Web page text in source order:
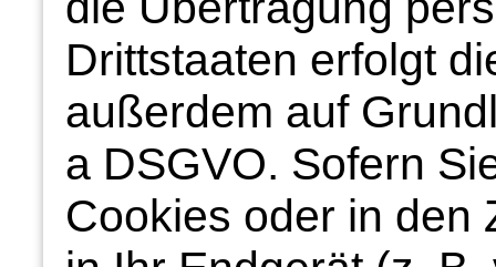
Drittstaaten erfolgt
außerdem auf
a DSGVO. Sofern
Cookies oder in den